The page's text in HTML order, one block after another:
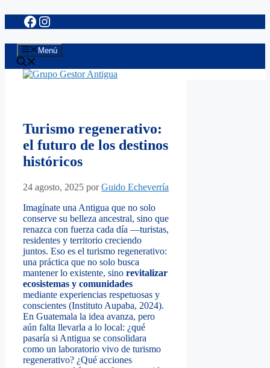
Saltar
al
Facebook
Instagram
Menú
Turismo regenerativo:
el futuro de los destinos
históricos
24 agosto, 2025 porGuido Echeverría
Imagínate una Antigua que no solo
conserve su belleza ancestral, sino que
renazca con fuerza cada día —turistas,
residentes y territorio creciendo
juntos. Eso es el turismo regenerativo:
una práctica que no solo busca
mantener lo existente, sino revitalizar
ecosistemas y comunidades
mediante experiencias respetuosas y
conscientes (Instituto Aupaba, 2024).
En Guatemala la idea avanza, pero
aún falta llevarla a lo local: ¿qué
pasaría si Antigua se consolidara
como un laboratorio vivo de turismo
regenerativo? ¿Qué acciones